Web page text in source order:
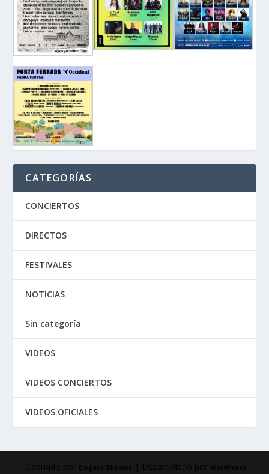
CATEGORÍAS
CONCIERTOS
DIRECTOS
FESTIVALES
NOTICIAS
Sin categoría
VIDEOS
VIDEOS CONCIERTOS
VIDEOS OFICIALES
Diseñado por Elegant Themes | Desarrollado por WordPress